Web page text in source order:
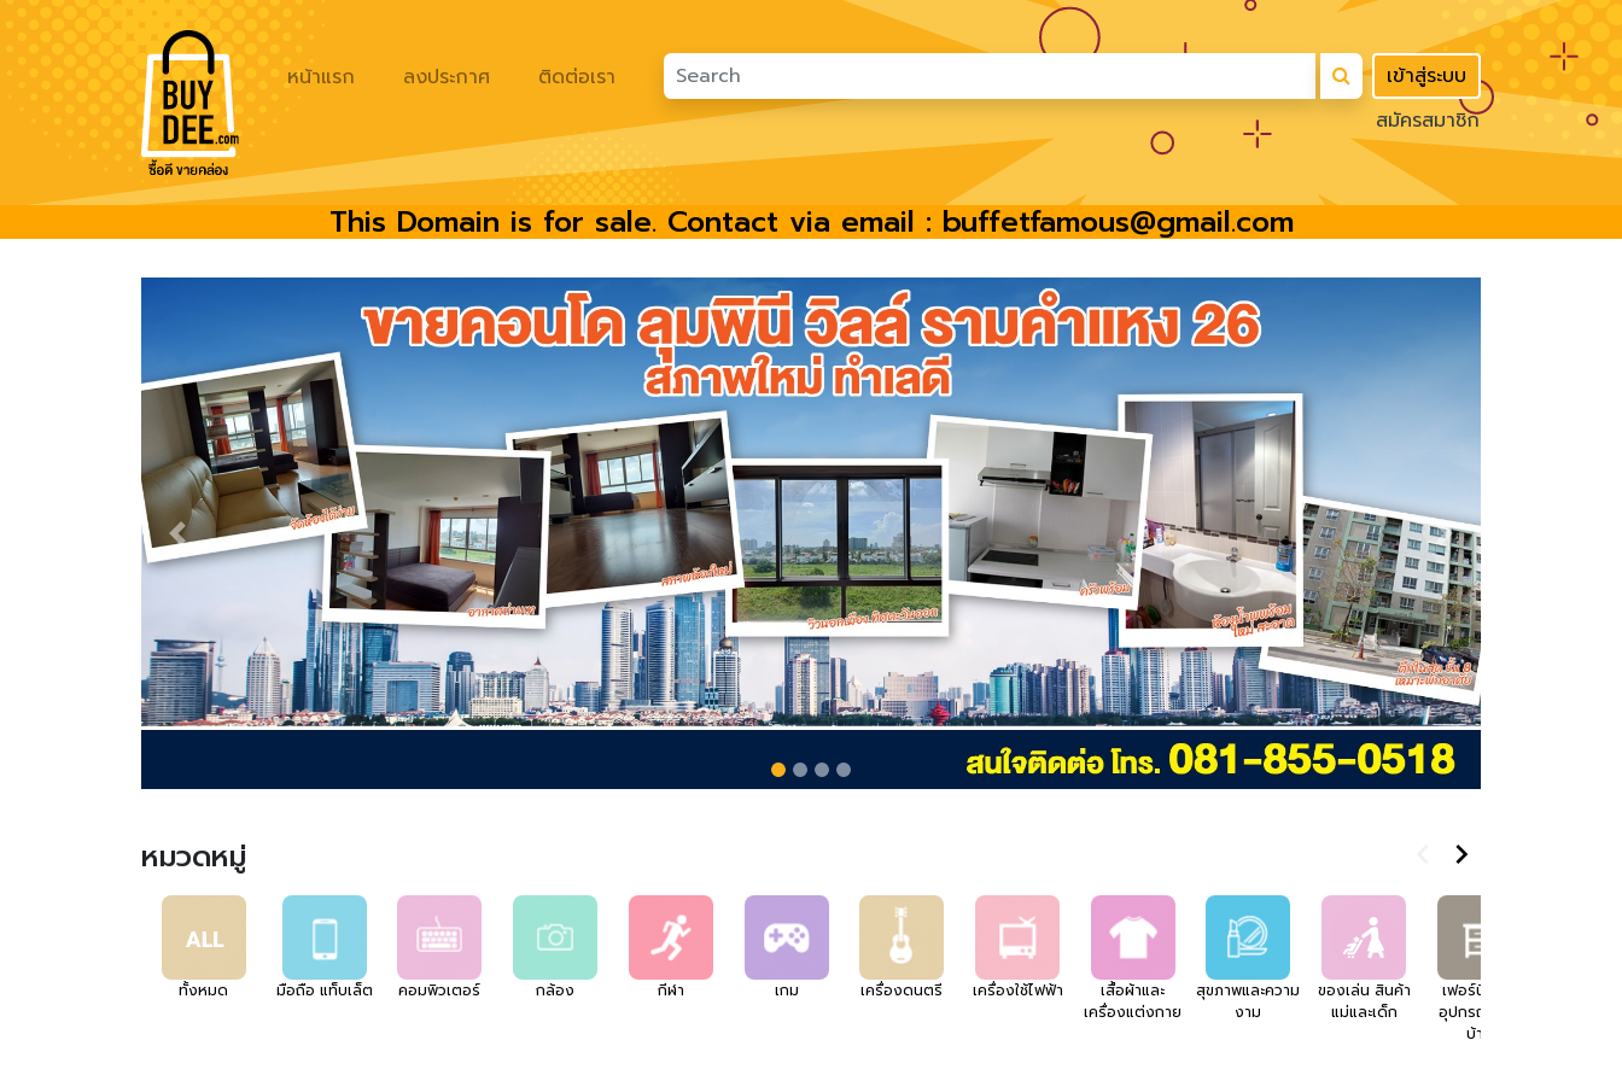
หน้าแรก ลงประกาศ
ติดต่อเรา
สมัครสมาชิก
เข้าสู่ระบบ
This Domain is for sale. Contact via email : buffetfamous@gmail.com
Previous Next
หมวดหมู่
ทั้งหมด มือถือ แท็บเล็ต คอมพิวเตอร์ กล้อง กีฬา เกม เครื่องดนตรี เครื่องใช้ไฟฟ้า
เสื้อผ้าและ
เครื่องแต่งกาย
สุขภาพและความ
งาม
ของเล่น สินค้า
แม่และเด็ก
เฟอร์นิเจอร์
อุปกรณ์แต่ง
บ้าน